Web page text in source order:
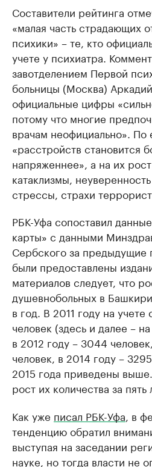
Составители рейтинга
«малая часть страдающих
психики» – те, кто
учете у психиатра.
завотделением Первой
больницы (Москва)
официальные цифры
потому что многие
врачам неофициально».
«расстройств становится
напряженнее», а на их
катаклизмы,
стрессы, страхи
РБК-Уфа сопоставил
карты» с данными
Сербского за предыдущие
были предоставлены
материалов следует, что
душевнобольных в
в год. В 2011 году на учете
человек (здесь и далее –
в 2012 году – 3044
человек, в 2014 году –
2015 года приведены
рост их количества за
Как уже писал РБК-Уфа, в
тенденцию обратил
выступая на заседании
науке, но тогда власти не